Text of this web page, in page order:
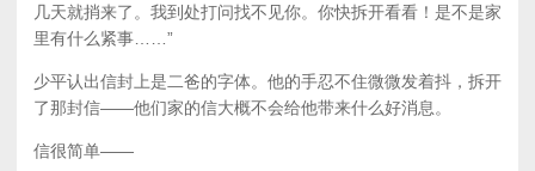
几天就捎来了。我到处打问找不见你。你快拆开看看！是不是家
里有什么紧事……”
少平认出信封上是二爸的字体。他的手忍不住微微发着抖，拆开
了那封信——他们家的信大概不会给他带来什么好消息。
信很简单——